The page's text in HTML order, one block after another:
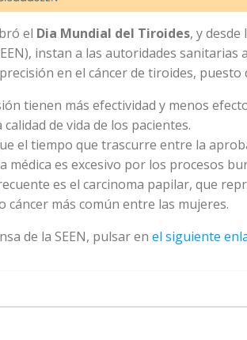
el Dia Mundial del Tiroides, y desde
instan a las autoridades sanitarias
en el cáncer de tiroides, puesto
tienen más efectividad y menos
de vida de los pacientes.
el tiempo que trascurre entre la
médica es excesivo por los procesos
es el carcinoma papilar, que
más común entre las mujeres.
de la SEEN, pulsar en el siguiente